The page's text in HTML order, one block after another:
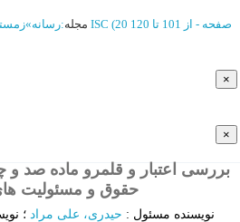
مجله:رسانه»زمستان 1399 - ISC (‎20 صفحه - از 101 تا 120
×
×
بررسی اعتبار و قلمرو ماده صد و
حقوق و مسئولیت
نویسنده مسئول : حیدری، علی مراد ؛